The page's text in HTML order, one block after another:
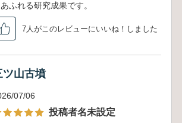
あふれる研究成果です。
7人がこのレビューにいいね！しました
ツ山古墳
07/06
投稿者名未設定